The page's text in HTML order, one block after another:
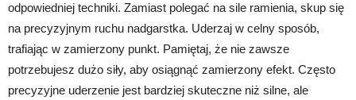
odpowiedniej techniki. Zamiast polegać na sile ramienia, skup się
na precyzyjnym ruchu nadgarstka. Uderzaj w celny sposób,
trafiając w zamierzony punkt. Pamiętaj, że nie zawsze
potrzebujesz dużo siły, aby osiągnąć zamierzony efekt. Często
precyzyjne uderzenie jest bardziej skuteczne niż silne, ale